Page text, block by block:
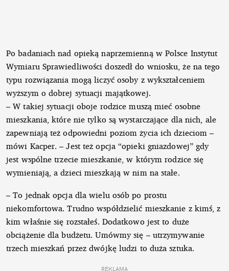
Po badaniach nad opieką naprzemienną w Polsce Instytut
Wymiaru Sprawiedliwości doszedł do wniosku, że na tego
typu rozwiązania mogą liczyć osoby z wykształceniem
wyższym o dobrej sytuacji majątkowej.
– W takiej sytuacji oboje rodzice muszą mieć osobne
mieszkania, które nie tylko są wystarczające dla nich, ale
zapewniają też odpowiedni poziom życia ich dzieciom –
mówi Kacper. – Jest też opcja “opieki gniazdowej” gdy
jest wspólne trzecie mieszkanie, w którym rodzice się
wymieniają, a dzieci mieszkają w nim na stałe.
– To jednak opcja dla wielu osób po prostu
niekomfortowa. Trudno współdzielić mieszkanie z kimś, z
kim właśnie się rozstałeś. Dodatkowo jest to duże
obciążenie dla budżetu. Umówmy się – utrzymywanie
trzech mieszkań przez dwójkę ludzi to duża sztuka.
REKLAMA